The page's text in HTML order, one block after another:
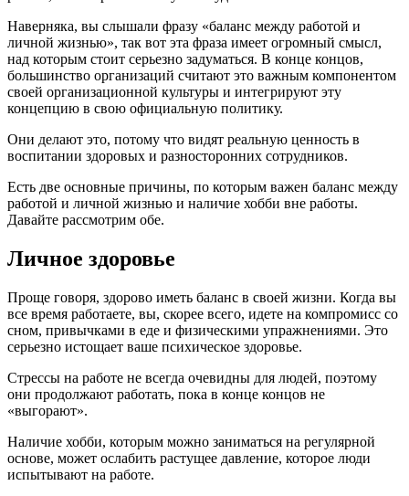
Наверняка, вы слышали фразу «баланс между работой и
личной жизнью», так вот эта фраза имеет огромный смысл,
над которым стоит серьезно задуматься. В конце концов,
большинство организаций считают это важным компонентом
своей организационной культуры и интегрируют эту
концепцию в свою официальную политику.
Они делают это, потому что видят реальную ценность в
воспитании здоровых и разносторонних сотрудников.
Есть две основные причины, по которым важен баланс между
работой и личной жизнью и наличие хобби вне работы.
Давайте рассмотрим обе.
Личное здоровье
Проще говоря, здорово иметь баланс в своей жизни. Когда вы
все время работаете, вы, скорее всего, идете на компромисс со
сном, привычками в еде и физическими упражнениями. Это
серьезно истощает ваше психическое здоровье.
Стрессы на работе не всегда очевидны для людей, поэтому
они продолжают работать, пока в конце концов не
«выгорают».
Наличие хобби, которым можно заниматься на регулярной
основе, может ослабить растущее давление, которое люди
испытывают на работе.